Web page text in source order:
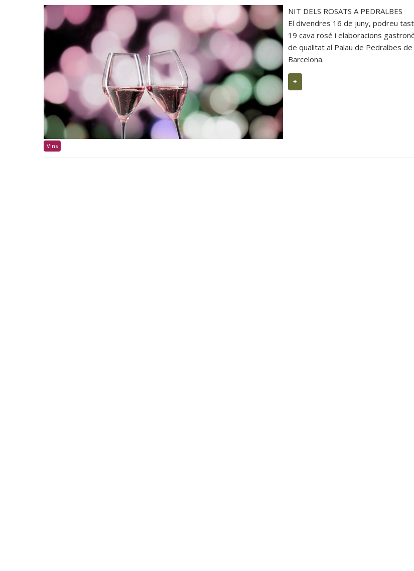
NIT DELS ROSATS A PEDRALBES
El divendres 16 de juny, podreu
19 cava rosé i elaboracions
de qualitat al Palau de Pedralbes de
Barcelona.
+
Vins
Casa METT Sitges estrena